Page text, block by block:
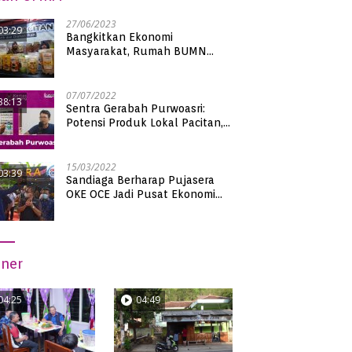
27/06/2023
Bangkitkan Ekonomi
Masyarakat, Rumah BUMN
07/07/2022
Sentra Gerabah Purwoasri:
Potensi Produk Lokal Pacitan,
15/03/2022
Sandiaga Berharap Pujasera
OKE OCE Jadi Pusat Ekonomi
04:49